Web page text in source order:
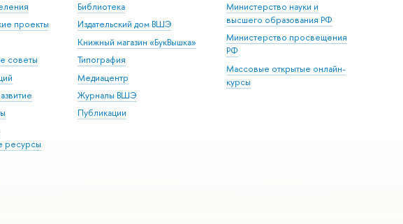
проекты
советы
ресурсы
Библиотека
Издательский дом ВШЭ
Книжный магазин «БукВышка»
Типография
Медиацентр
Журналы ВШЭ
Публикации
Министерство науки и
высшего образования РФ
Министерство просвещения
РФ
Массовые открытые онлайн-
курсы